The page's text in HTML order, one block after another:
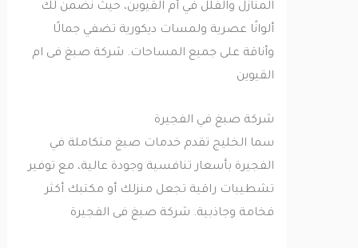
المنازل والفلل في أم القيوين، حيث نضمن لك
ألوانًا عصرية ولمسات ديكورية تضفي جمالًا
وأناقة على جميع المساحات. شركة صبغ فى ام
القيوين
شركة صبغ في الفجيرة
سما الخليج تقدم خدمات صبغ متكاملة في
الفجيرة بأسعار تنافسية وجودة عالية، مع توفير
تشطيبات راقية تجعل منزلك أو مكتبك أكثر
فخامة وجاذبية. شركة صبغ فى الفجيرة